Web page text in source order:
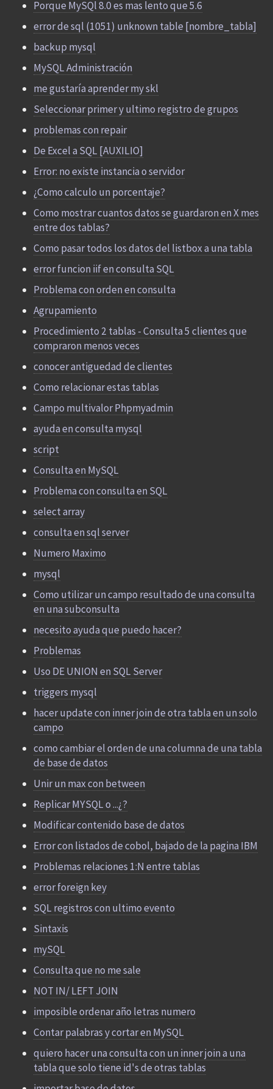
Porque MySQl 8.0 es mas lento que 5.6
error de sql (1051) unknown table [nombre_tabla]
backup mysql
MySQL Administración
me gustaría aprender my skl
Seleccionar primer y ultimo registro de grupos
problemas con repair
De Excel a SQL [AUXILIO]
Error: no existe instancia o servidor
¿Como calculo un porcentaje?
Como mostrar cuantos datos se guardaron en X mes
entre dos tablas?
Como pasar todos los datos del listbox a una tabla
error funcion iif en consulta SQL
Problema con orden en consulta
Agrupamiento
Procedimiento 2 tablas - Consulta 5 clientes que
compraron menos veces
conocer antiguedad de clientes
Como relacionar estas tablas
Campo multivalor Phpmyadmin
ayuda en consulta mysql
script
Consulta en MySQL
Problema con consulta en SQL
select array
consulta en sql server
Numero Maximo
mysql
Como utilizar un campo resultado de una consulta
en una subconsulta
necesito ayuda que puedo hacer?
Problemas
Uso DE UNION en SQL Server
triggers mysql
hacer update con inner join de otra tabla en un solo
campo
como cambiar el orden de una columna de una tabla
de base de datos
Unir un max con between
Replicar MYSQL o ...¿?
Modificar contenido base de datos
Error con listados de cobol, bajado de la pagina IBM
Problemas relaciones 1:N entre tablas
error foreign key
SQL registros con ultimo evento
Sintaxis
mySQL
Consulta que no me sale
NOT IN/ LEFT JOIN
imposible ordenar año letras numero
Contar palabras y cortar en MySQL
quiero hacer una consulta con un inner join a una
tabla que solo tiene id's de otras tablas